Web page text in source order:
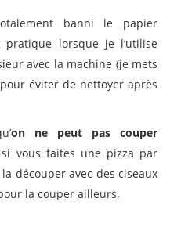
banni le papier
lorsque je l’utilise
avec la machine (je mets
éviter de nettoyer après
on ne peut pas couper
vous faites une pizza par
découper avec des ciseaux
la couper ailleurs.